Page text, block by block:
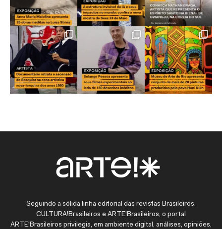
Seguindo a sólida linha editorial das revistas Brasileiros,
CULTURA!Brasileiros e ARTE!Brasileiros, o portal
ARTE!Brasileiros privilegia, em ambiente digital, análises, opiniões,